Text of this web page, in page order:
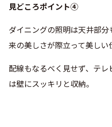
見どころポイント④
ダイニングの照明は天井部
来の美しさが際立って美しい
配線もなるべく見せず、テ
は壁にスッキリと収納。